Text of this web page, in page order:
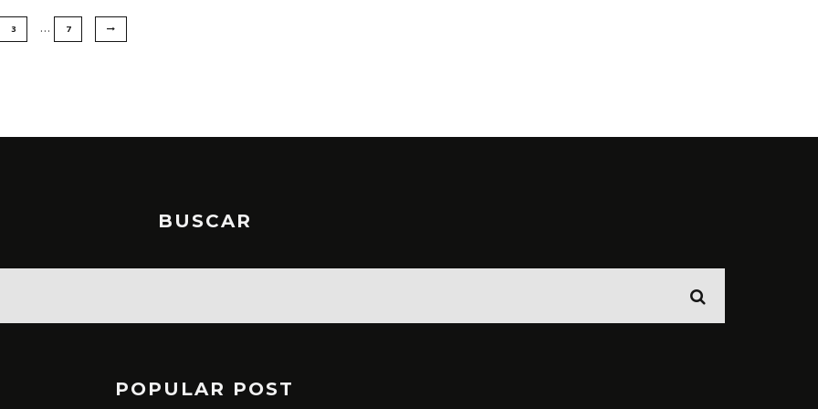
3 … 7
BUSCAR
POPULAR POST